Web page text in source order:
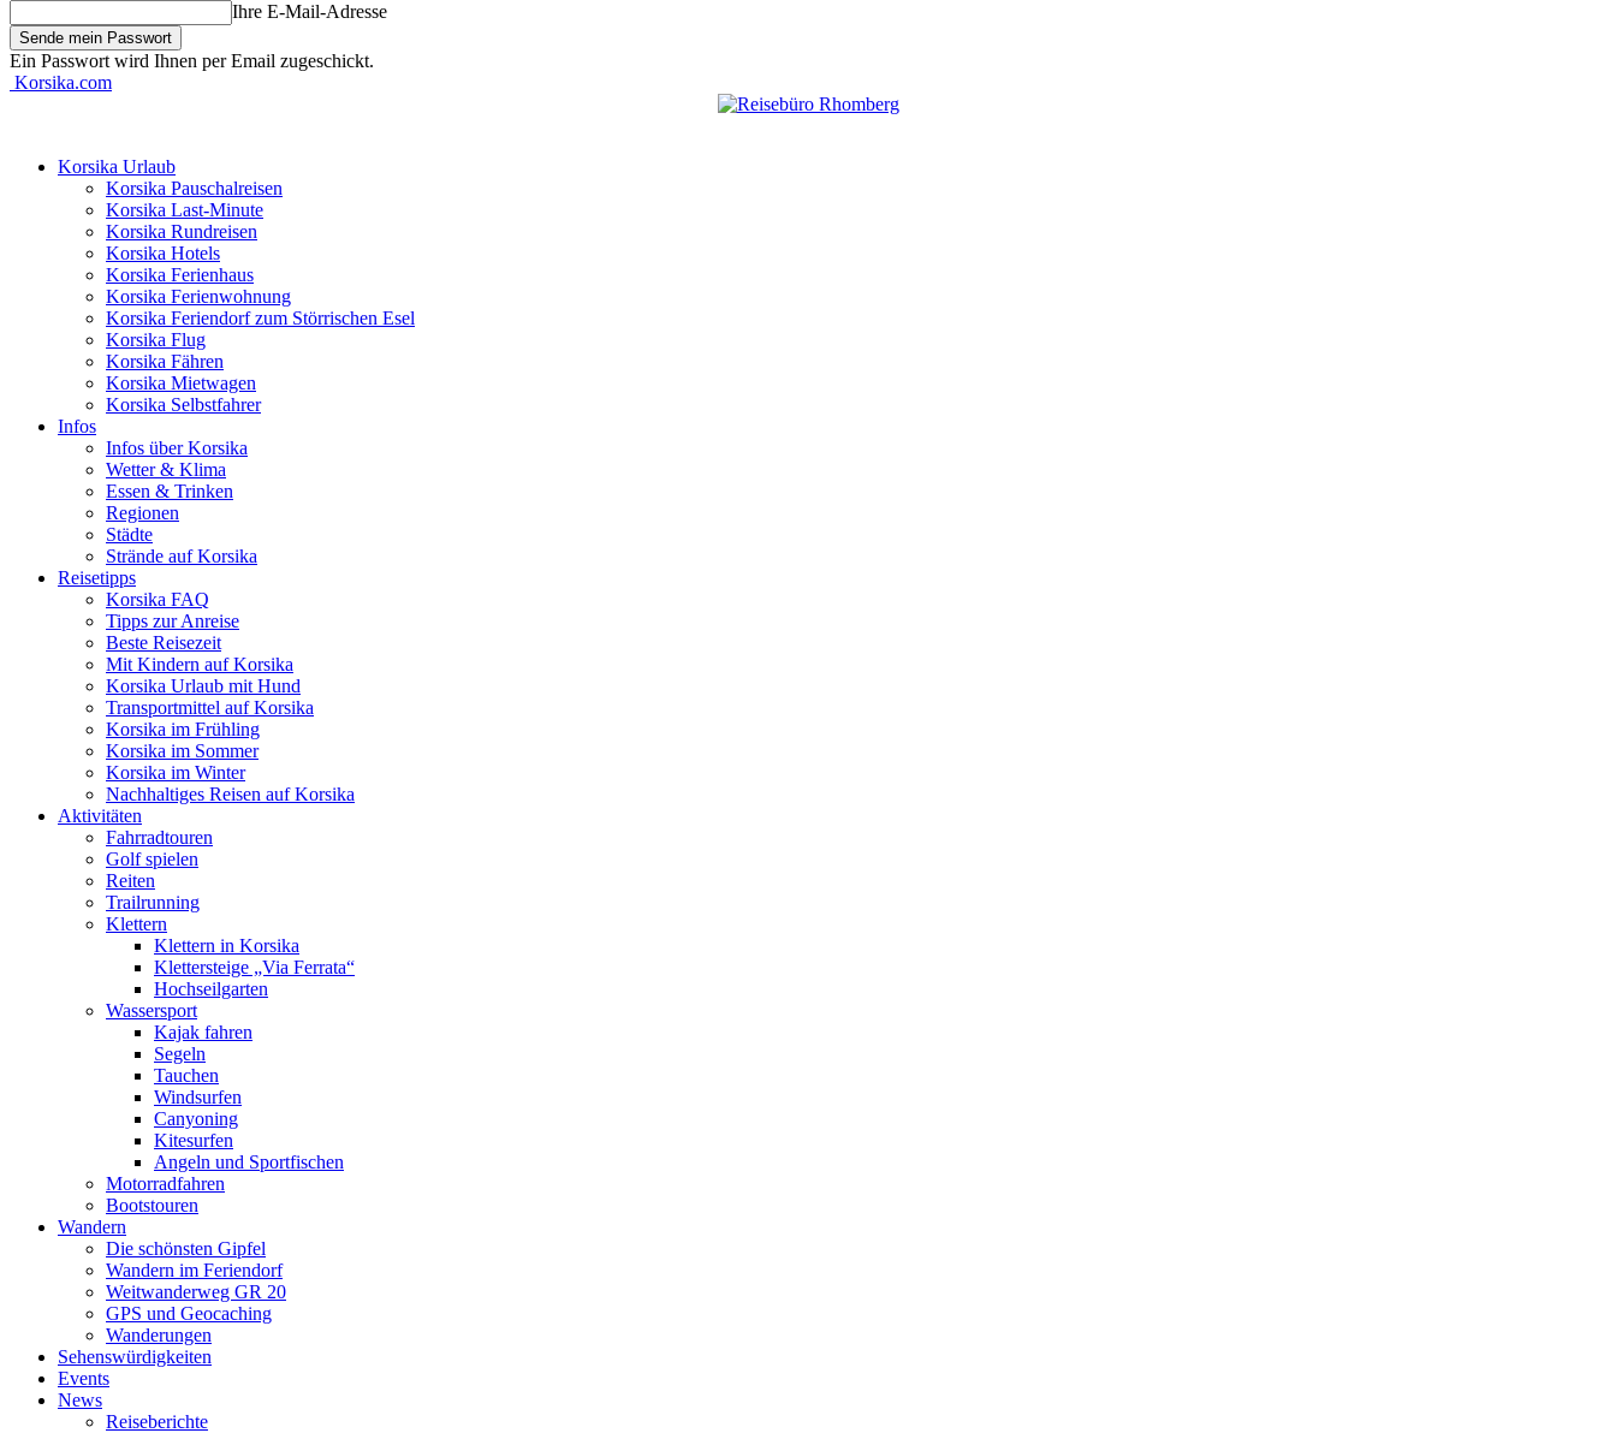
Ihre E-Mail-Adresse
Ein Passwort wird Ihnen per Email zugeschickt.
Korsika.com
Korsika Urlaub
Korsika Pauschalreisen
Korsika Last-Minute
Korsika Rundreisen
Korsika Hotels
Korsika Ferienhaus
Korsika Ferienwohnung
Korsika Feriendorf zum Störrischen Esel
Korsika Flug
Korsika Fähren
Korsika Mietwagen
Korsika Selbstfahrer
Infos
Infos über Korsika
Wetter & Klima
Essen & Trinken
Regionen
Städte
Strände auf Korsika
Reisetipps
Korsika FAQ
Tipps zur Anreise
Beste Reisezeit
Mit Kindern auf Korsika
Korsika Urlaub mit Hund
Transportmittel auf Korsika
Korsika im Frühling
Korsika im Sommer
Korsika im Winter
Nachhaltiges Reisen auf Korsika
Aktivitäten
Fahrradtouren
Golf spielen
Reiten
Trailrunning
Klettern
Klettern in Korsika
Klettersteige „Via Ferrata“
Hochseilgarten
Wassersport
Kajak fahren
Segeln
Tauchen
Windsurfen
Canyoning
Kitesurfen
Angeln und Sportfischen
Motorradfahren
Bootstouren
Wandern
Die schönsten Gipfel
Wandern im Feriendorf
Weitwanderweg GR 20
GPS und Geocaching
Wanderungen
Sehenswürdigkeiten
Events
News
Reiseberichte